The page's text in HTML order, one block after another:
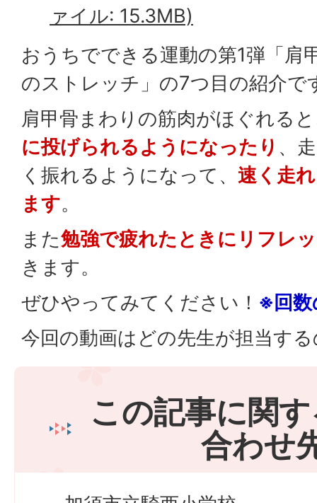
ァイル: 15.3MB)
おうちでできる運動の第1弾「肩
のストレッチ」の7つ目の紹介で
肩甲骨まわりの筋肉がほぐれる
に投げられるようになったり 、
く振れるようになって、 速く走
ます。
また勉強で疲れたときにリフレ
きます。
ぜひやってみてください！ ※回数
今回の動画はどの先生が担当す
この記事に関
合わせ